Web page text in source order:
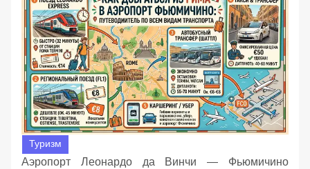
Туризм
Аэропорт Леонардо да Винчи — Фьюмичино